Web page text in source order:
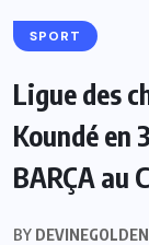
SPORT
Ligue des
Koundé en
BARÇA au
BY